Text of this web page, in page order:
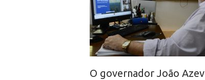
O governador João